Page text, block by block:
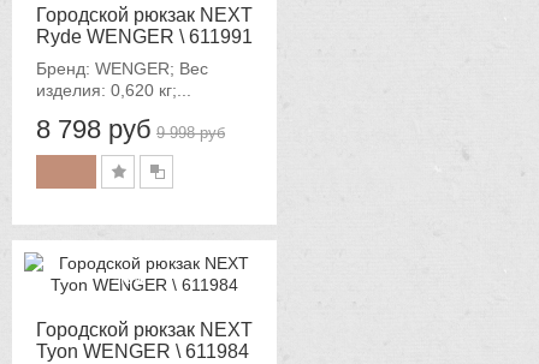
Городской рюкзак NEXT
Ryde WENGER \ 611991
Бренд: WENGER; Вес
изделия: 0,620 кг;...
8 798 руб 9 998 руб
Городской рюкзак NEXT
Tyon WENGER \ 611984
-12%